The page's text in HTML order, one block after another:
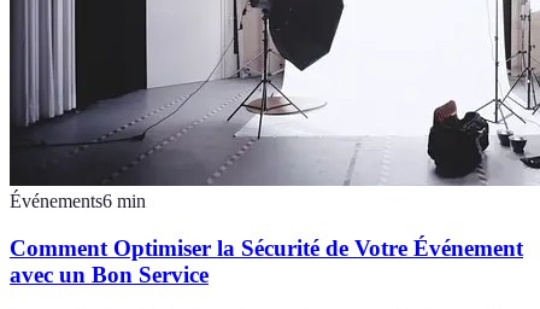
Événements6 min
Comment Optimiser la Sécurité de Votre Événement
avec un Bon Service